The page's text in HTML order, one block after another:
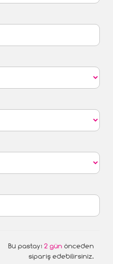
Bu pastayı 2 gün önceden
sipariş edebilirsiniz.